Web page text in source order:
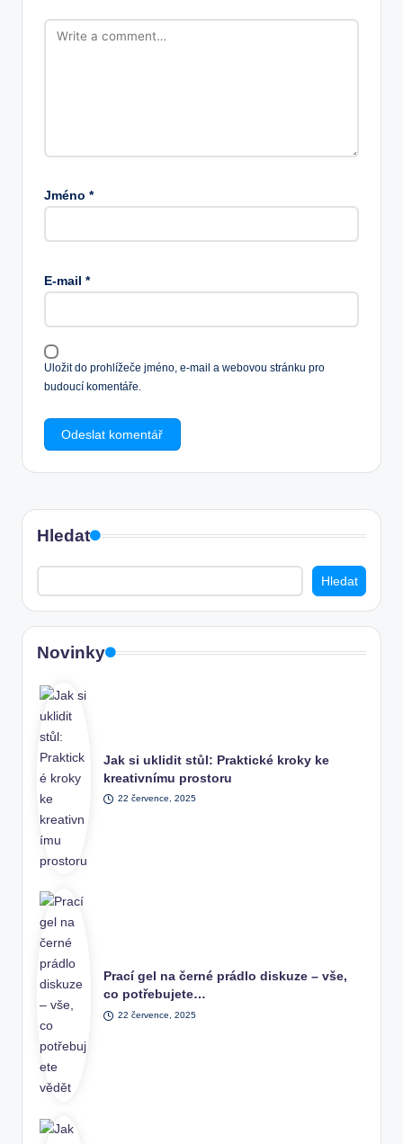
Jméno *
E-mail *
Uložit do prohlížeče jméno, e-mail a webovou stránku pro
budoucí komentáře.
Hledat
Hledat
Novinky
Jak si uklidit stůl: Praktické kroky ke
kreativnímu prostoru
22 července, 2025
Prací gel na černé prádlo diskuze – vše,
co potřebujete…
22 července, 2025